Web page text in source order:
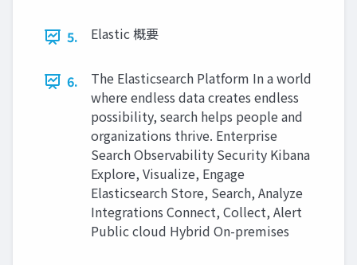
5. Elastic 概要
6.
The Elasticsearch Platform In a world
where endless data creates endless
possibility, search helps people and
organizations thrive. Enterprise
Search Observability Security Kibana
Explore, Visualize, Engage
Elasticsearch Store, Search, Analyze
Integrations Connect, Collect, Alert
Public cloud Hybrid On-premises